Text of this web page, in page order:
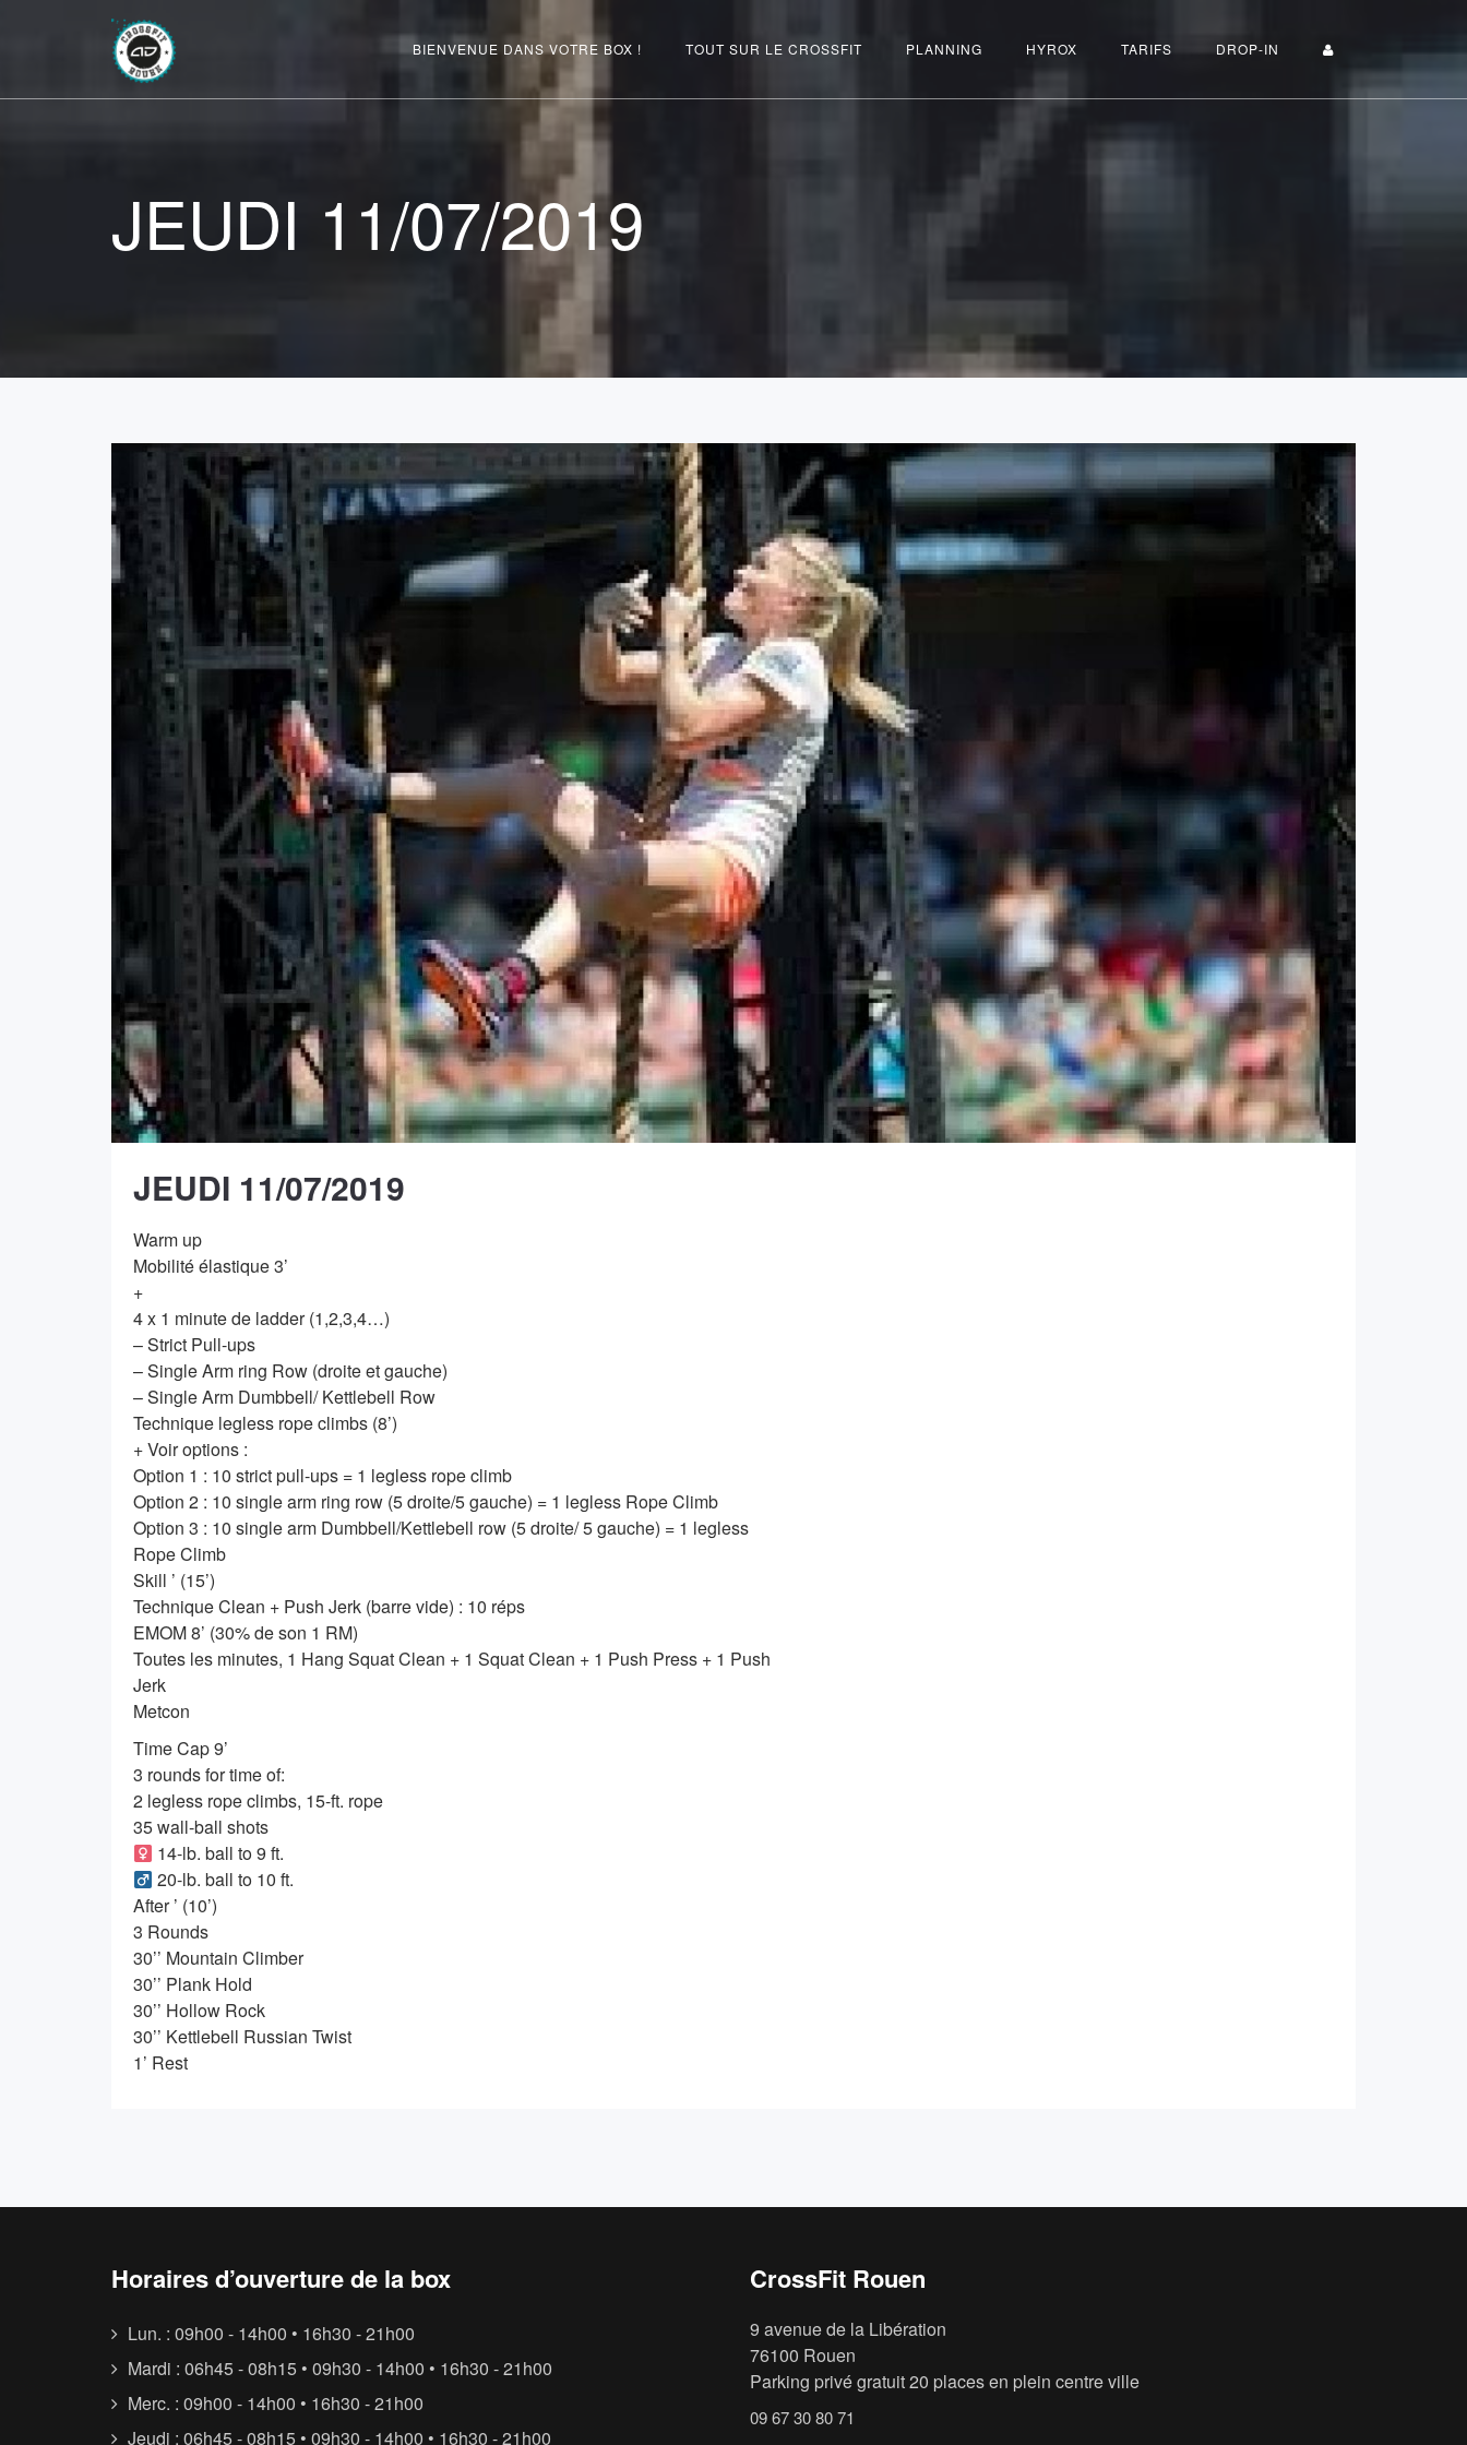
BIENVENUE DANS VOTRE BOX ! TOUT SUR LE CROSSFIT PLANNING HYROX TARIFS DROP-IN
JEUDI 11/07/2019
JEUDI 11/07/2019
Warm up
Mobilité élastique 3’
+
4 x 1 minute de ladder (1,2,3,4…)
– Strict Pull-ups
– Single Arm ring Row (droite et gauche)
– Single Arm Dumbbell/ Kettlebell Row
Technique legless rope climbs (8’)
+ Voir options :
Option 1 : 10 strict pull-ups = 1 legless rope climb
Option 2 : 10 single arm ring row (5 droite/5 gauche) = 1 legless Rope Climb
Option 3 : 10 single arm Dumbbell/Kettlebell row (5 droite/ 5 gauche) = 1 legless
Rope Climb
Skill ’ (15’)
Technique Clean + Push Jerk (barre vide) : 10 réps
EMOM 8’ (30% de son 1 RM)
Toutes les minutes, 1 Hang Squat Clean + 1 Squat Clean + 1 Push Press + 1 Push
Jerk
Metcon
Time Cap 9’
3 rounds for time of:
2 legless rope climbs, 15-ft. rope
35 wall-ball shots
14-lb. ball to 9 ft.
20-lb. ball to 10 ft.
After ’ (10’)
3 Rounds
30’’ Mountain Climber
30’’ Plank Hold
30’’ Hollow Rock
30’’ Kettlebell Russian Twist
1’ Rest
Horaires d’ouverture de la box
Lun. : 09h00 - 14h00 • 16h30 - 21h00
Mardi : 06h45 - 08h15 • 09h30 - 14h00 • 16h30 - 21h00
Merc. : 09h00 - 14h00 • 16h30 - 21h00
Jeudi : 06h45 - 08h15 • 09h30 - 14h00 • 16h30 - 21h00
CrossFit Rouen
9 avenue de la Libération
76100 Rouen
Parking privé gratuit 20 places en plein centre ville
09 67 30 80 71